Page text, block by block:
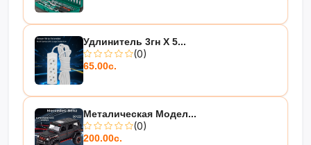
Удлинитель 3гн Х 5...
(0)
65.00с.
Металическая Модел...
(0)
200.00с.